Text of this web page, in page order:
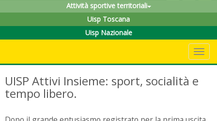
Attività sportive territoriali
Uisp Toscana
Uisp Nazionale
UISP Attivi Insieme: sport, socialità e
tempo libero.